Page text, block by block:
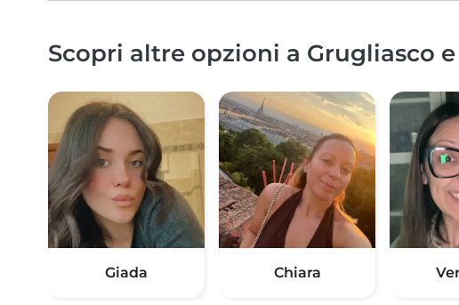
Scopri altre opzioni a Grugliasco
Giada Chiara